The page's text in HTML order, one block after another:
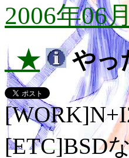
2006年06
_★ やっ
[ETC]BSD